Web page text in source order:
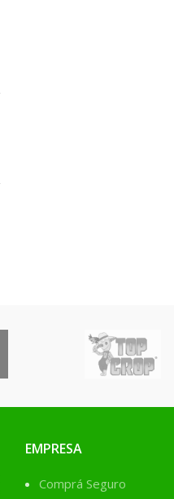
EMPRESA
Comprá Seguro